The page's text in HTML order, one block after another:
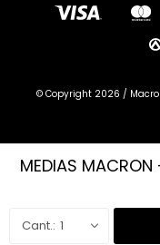
MEDIAS
1
© Copyright 2026 /